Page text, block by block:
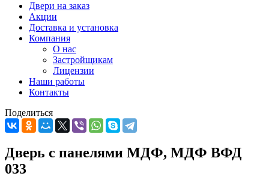
Двери на заказ
Акции
Доставка и установка
Компания
О нас
Застройщикам
Лицензии
Наши работы
Контакты
Поделиться
Дверь с панелями МДФ, МДФ ВФД
033